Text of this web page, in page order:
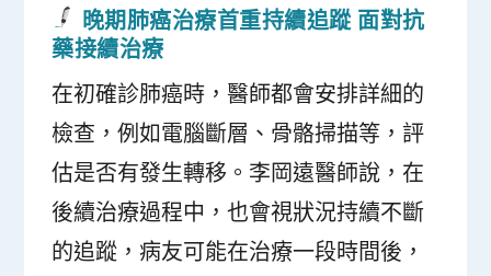
晚期肺癌治療首重持續追蹤 面對抗
藥接續治療
在初確診肺癌時，醫師都會安排詳細的
檢查，例如電腦斷層、骨骼掃描等，評
估是否有發生轉移。李岡遠醫師說，在
後續治療過程中，也會視狀況持續不斷
的追蹤，病友可能在治療一段時間後，